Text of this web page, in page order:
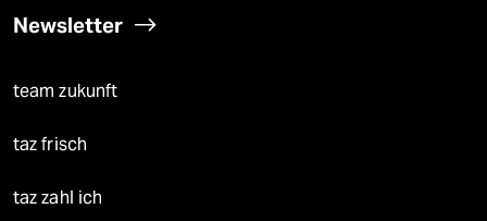
Newsletter
team zukunft
taz frisch
taz zahl ich